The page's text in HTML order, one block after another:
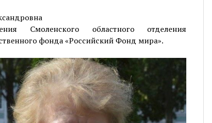
Смоленского областного отделения
фонда «Российский Фонд мира».